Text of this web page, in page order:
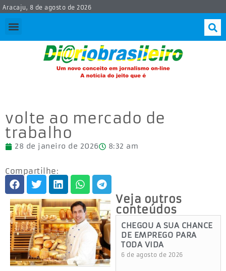
Aracaju, 8 de agosto de 2026
volte ao mercado de
trabalho
28 de janeiro de 2026 8:32 am
Compartilhe:
Veja outros
conteúdos
CHEGOU A SUA CHANCE
DE EMPREGO PARA
TODA VIDA
6 de agosto de 2026